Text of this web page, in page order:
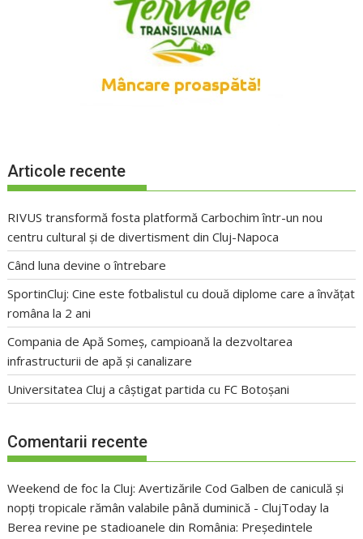
Articole recente
RIVUS transformă fosta platformă Carbochim într-un nou
centru cultural și de divertisment din Cluj-Napoca
Când luna devine o întrebare
SportinCluj: Cine este fotbalistul cu două diplome care a învățat
româna la 2 ani
Compania de Apă Someș, campioană la dezvoltarea
infrastructurii de apă și canalizare
Universitatea Cluj a câștigat partida cu FC Botoșani
Comentarii recente
Weekend de foc la Cluj: Avertizările Cod Galben de caniculă și
nopți tropicale rămân valabile până duminică - ClujToday la
Berea revine pe stadioanele din România: Președintele